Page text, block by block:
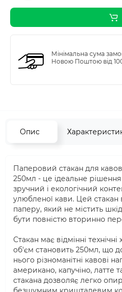
Мінімальна сума
Новою Поштою від
Опис
Паперовий стакан для
250мл - це ідеальне
зручний і екологічний
улюбленої кави. Цей стакан
паперу, який не містить
бути повністю вторинно
Стакан має відмінні
об'єм становить 250мл, що
нього різноманітні кавові
американо, капучіно, латте
стакана дозволяє легко